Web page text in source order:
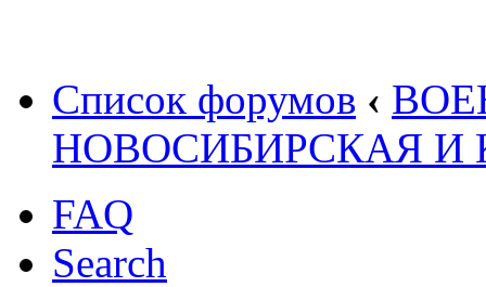
Список форумов ‹
НОВОСИБИРСКАЯ И
FAQ
Search